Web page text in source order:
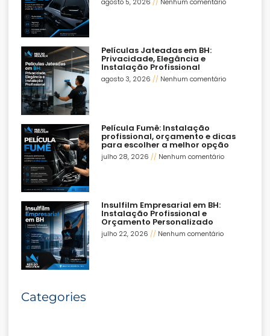
Películas Jateadas em BH:
Privacidade, Elegância e
Instalação Profissional
agosto 3, 2026 Nenhum comentário
Película Fumê: Instalação
profissional, orçamento e dicas
para escolher a melhor opção
julho 28, 2026 Nenhum comentário
Insulfilm Empresarial em BH:
Instalação Profissional e
Orçamento Personalizado
julho 22, 2026 Nenhum comentário
Categories